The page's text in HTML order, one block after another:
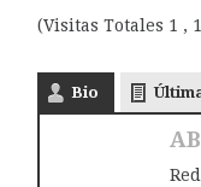
(Visitas Totales 1 ,
Bio